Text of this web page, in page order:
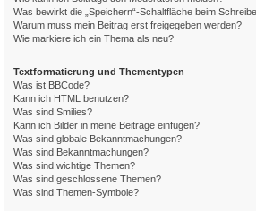
Was bewirkt die „Speichern“-Schaltfläche beim
Warum muss mein Beitrag erst freigegeben werden?
Wie markiere ich ein Thema als neu?
Textformatierung und Thementypen
Was ist BBCode?
Kann ich HTML benutzen?
Was sind Smilies?
Kann ich Bilder in meine Beiträge einfügen?
Was sind globale Bekanntmachungen?
Was sind Bekanntmachungen?
Was sind wichtige Themen?
Was sind geschlossene Themen?
Was sind Themen-Symbole?